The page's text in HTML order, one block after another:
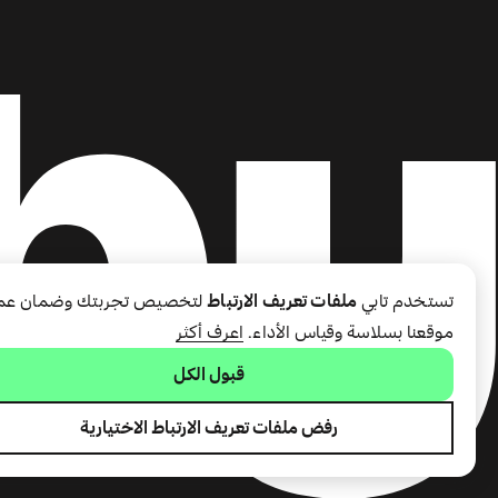
تستخدم تابي ملفات تعريف الارتباطلتخصيص تجربتك وضمان
موقعنا بسلاسة وقياس الأداء. اعرف أكثر
قبول الكل
رفض ملفات تعريف الارتباط الاختيارية